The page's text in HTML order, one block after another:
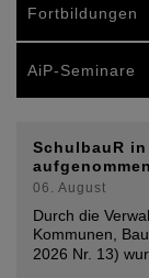
Fortbildungen
AiP-Seminare
SchulbauR
06. August
Durch die
Kommunen,
2026 Nr. 13)